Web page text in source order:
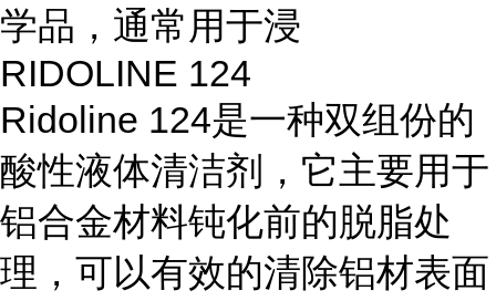
学品，通常用于浸
RIDOLINE 124
Ridoline 124是一种双组份的
酸性液体清洁剂，它主要用于
铝合金材料钝化前的脱脂处
理，可以有效的清除铝材表面